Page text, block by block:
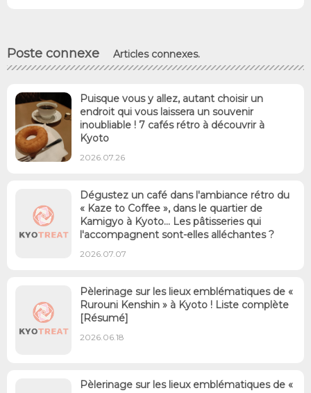
Poste connexe Articles connexes.
Puisque vous y allez, autant choisir un
endroit qui vous laissera un souvenir
inoubliable ! 7 cafés rétro à découvrir à
Kyoto
2026.07.26
Dégustez un café dans l'ambiance rétro du
« Kaze to Coffee », dans le quartier de
Kamigyo à Kyoto… Les pâtisseries qui
l'accompagnent sont-elles alléchantes ?
2026.07.07
Pèlerinage sur les lieux emblématiques de «
Rurouni Kenshin » à Kyoto ! Liste complète
[Résumé]
2026.06.18
Pèlerinage sur les lieux emblématiques de «